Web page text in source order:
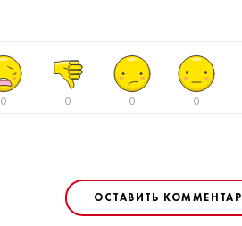
0 0 0 0
ОСТАВИТЬ